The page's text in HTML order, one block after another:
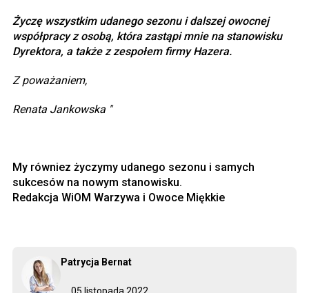
Patrycja Bernat
Życzę wszystkim udanego sezonu i dalszej owocnej
współpracy z osobą, która zastąpi mnie na stanowisku
Dyrektora, a także z zespołem firmy Hazera.
Z poważaniem,
Renata Jankowska "
My równiez życzymy udanego sezonu i samych
sukcesów na nowym stanowisku.
Redakcja WiOM Warzywa i Owoce Miękkie